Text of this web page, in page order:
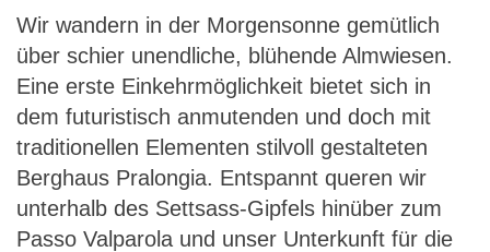
Wir wandern in der Morgensonne gemütlich
über schier unendliche, blühende Almwiesen.
Eine erste Einkehrmöglichkeit bietet sich in
dem futuristisch anmutenden und doch mit
traditionellen Elementen stilvoll gestalteten
Berghaus Pralongia. Entspannt queren wir
unterhalb des Settsass-Gipfels hinüber zum
Passo Valparola und unser Unterkunft für die